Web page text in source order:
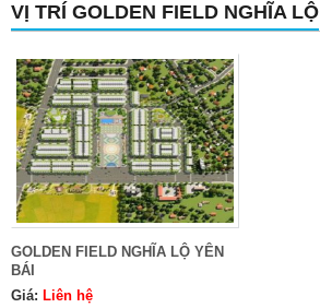
VỊ TRÍ GOLDEN FIELD NGHĨA LỘ
GOLDEN FIELD NGHĨA LỘ YÊN
BÁI
Giá: Liên hệ